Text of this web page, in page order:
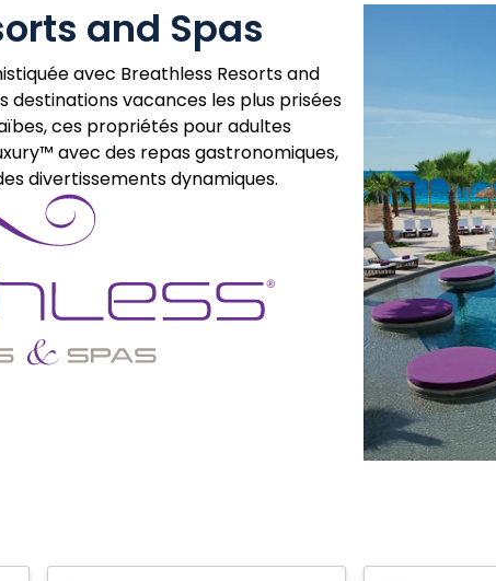
and Spas
avec Breathless Resorts and
destinations vacances les plus prisées
ces propriétés pour adultes
avec des repas gastronomiques,
divertissements dynamiques.